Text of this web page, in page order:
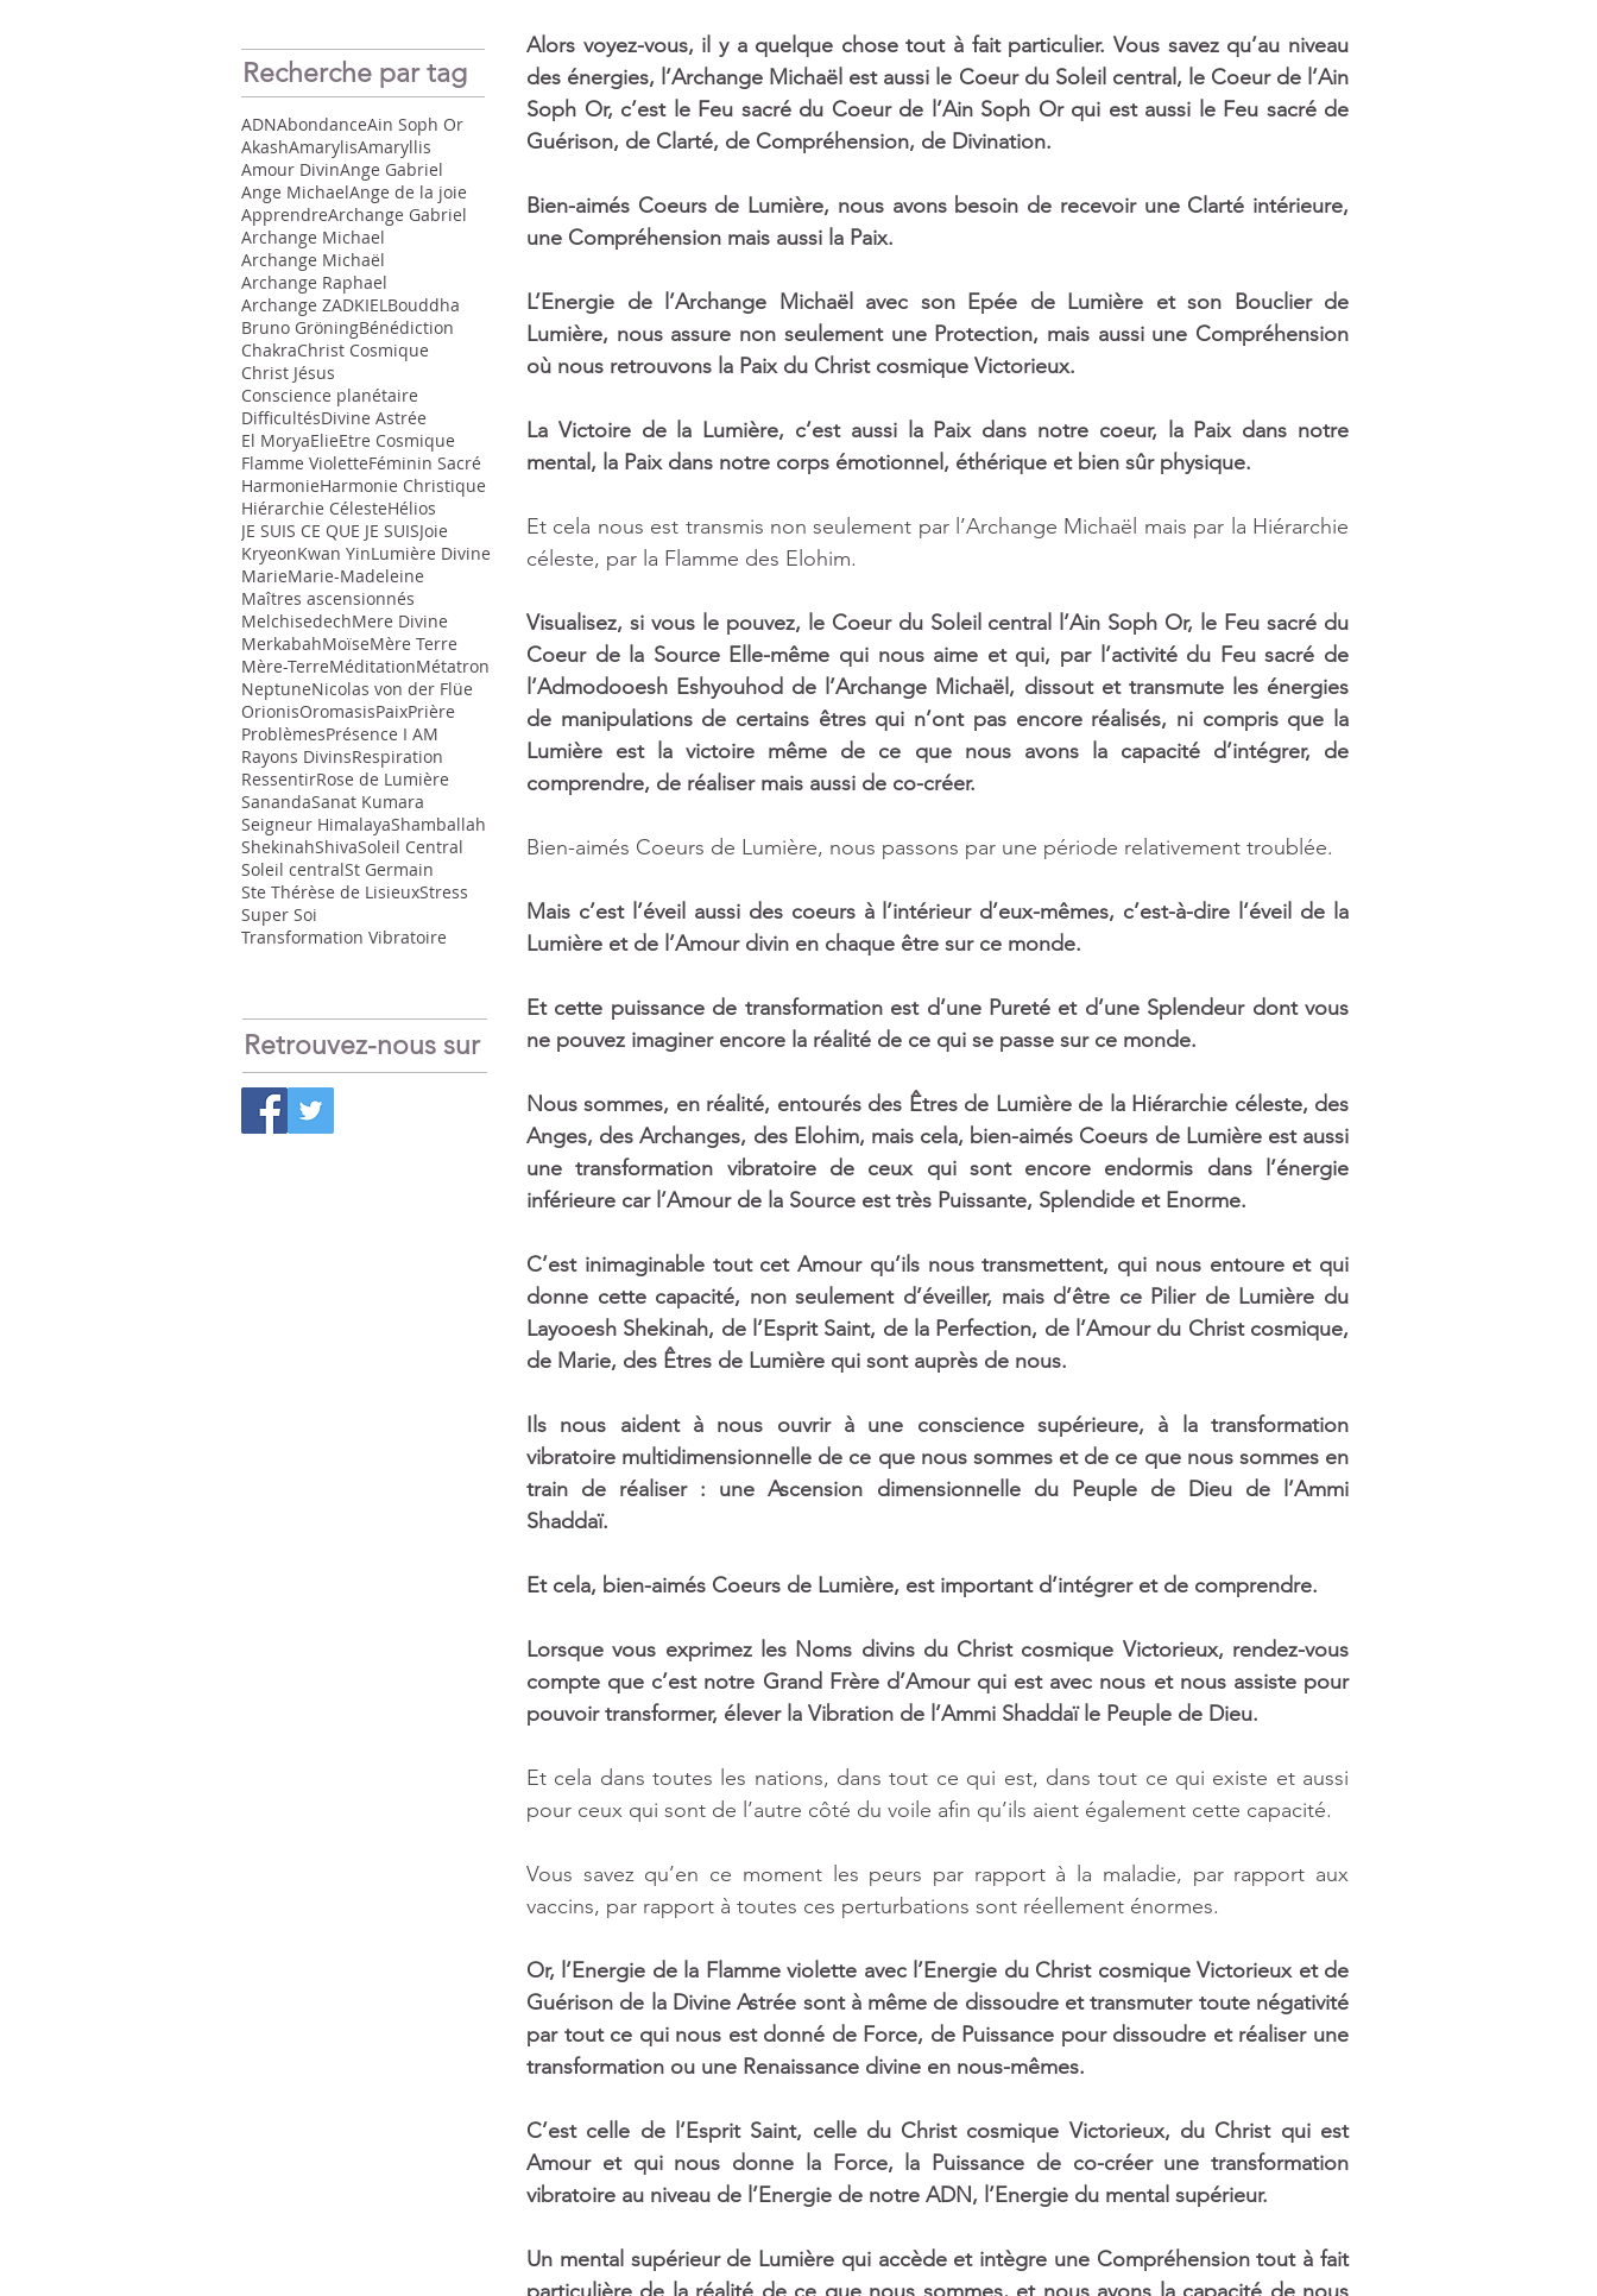
Recherche par tag
ADNAbondanceAin Soph Or
AkashAmarylisAmaryllis
Amour DivinAnge Gabriel
Ange MichaelAnge de la joie
ApprendreArchange Gabriel
Archange Michael
Archange Michaël
Archange Raphael
Archange ZADKIEL Bouddha
Bruno GröningBénédiction
ChakraChrist Cosmique
Christ Jésus
Conscience planétaire
DifficultésDivine Astrée
El MoryaElieEtre Cosmique
Flamme VioletteFéminin Sacré
HarmonieHarmonie Christique
Hiérarchie CélesteHélios
JE SUIS CE QUE JE SUISJoie
KryeonKwan YinLumière Divine
MarieMarie-Madeleine
Maîtres ascensionnés
MelchisedechMere Divine
MerkabahMoïseMère Terre
Mère-TerreMéditationMétatron
NeptuneNicolas von der Flüe
OrionisOromasisPaixPrière
ProblèmesPrésence I AM
Rayons DivinsRespiration
RessentirRose de Lumière
SanandaSanat Kumara
Seigneur HimalayaShamballah
ShekinahShivaSoleil Central
Soleil centralSt Germain
Ste Thérèse de LisieuxStress
Super Soi
Transformation Vibratoire
Retrouvez-nous sur
Alors voyez-vous, il y a quelque chose tout à fait particulier. Vous savez qu’au niveau
des énergies, l’Archange Michaël est aussi le Coeur du Soleil central, le Coeur de l’Ain
Soph Or, c’est le Feu sacré du Coeur de l’Ain Soph Or qui est aussi le Feu sacré de
Guérison, de Clarté, de Compréhension, de Divination.
Bien-aimés Coeurs de Lumière, nous avons besoin de recevoir une Clarté intérieure,
une Compréhension mais aussi la Paix.
L’Energie de l’Archange Michaël avec son Epée de Lumière et son Bouclier de
Lumière, nous assure non seulement une Protection, mais aussi une Compréhension
où nous retrouvons la Paix du Christ cosmique Victorieux.
La Victoire de la Lumière, c’est aussi la Paix dans notre coeur, la Paix dans notre
mental, la Paix dans notre corps émotionnel, éthérique et bien sûr physique.
Et cela nous est transmis non seulement par l’Archange Michaël mais par la Hiérarchie
céleste, par la Flamme des Elohim.
Visualisez, si vous le pouvez, le Coeur du Soleil central l’Ain Soph Or, le Feu sacré du
Coeur de la Source Elle-même qui nous aime et qui, par l’activité du Feu sacré de
l’Admodooesh Eshyouhod de l’Archange Michaël, dissout et transmute les énergies
de manipulations de certains êtres qui n’ont pas encore réalisés, ni compris que la
Lumière est la victoire même de ce que nous avons la capacité d’intégrer, de
comprendre, de réaliser mais aussi de co-créer.
Bien-aimés Coeurs de Lumière, nous passons par une période relativement troublée.
Mais c’est l’éveil aussi des coeurs à l’intérieur d’eux-mêmes, c’est-à-dire l‘éveil de la
Lumière et de l’Amour divin en chaque être sur ce monde.
Et cette puissance de transformation est d’une Pureté et d’une Splendeur dont vous
ne pouvez imaginer encore la réalité de ce qui se passe sur ce monde.
Nous sommes, en réalité, entourés des Êtres de Lumière de la Hiérarchie céleste, des
Anges, des Archanges, des Elohim, mais cela, bien-aimés Coeurs de Lumière est aussi
une transformation vibratoire de ceux qui sont encore endormis dans l’énergie
inférieure car l’Amour de la Source est très Puissante, Splendide et Enorme.
C’est inimaginable tout cet Amour qu’ils nous transmettent, qui nous entoure et qui
donne cette capacité, non seulement d’éveiller, mais d’être ce Pilier de Lumière du
Layooesh Shekinah, de l’Esprit Saint, de la Perfection, de l’Amour du Christ cosmique,
de Marie, des Êtres de Lumière qui sont auprès de nous.
Ils nous aident à nous ouvrir à une conscience supérieure, à la transformation
vibratoire multidimensionnelle de ce que nous sommes et de ce que nous sommes en
train de réaliser : une Ascension dimensionnelle du Peuple de Dieu de l’Ammi
Shaddaï.
Et cela, bien-aimés Coeurs de Lumière, est important d’intégrer et de comprendre.
Lorsque vous exprimez les Noms divins du Christ cosmique Victorieux, rendez-vous
compte que c’est notre Grand Frère d’Amour qui est avec nous et nous assiste pour
pouvoir transformer, élever la Vibration de l’Ammi Shaddaï le Peuple de Dieu.
Et cela dans toutes les nations, dans tout ce qui est, dans tout ce qui existe et aussi
pour ceux qui sont de l’autre côté du voile afin qu’ils aient également cette capacité.
Vous savez qu’en ce moment les peurs par rapport à la maladie, par rapport aux
vaccins, par rapport à toutes ces perturbations sont réellement énormes.
Or, l’Energie de la Flamme violette avec l’Energie du Christ cosmique Victorieux et de
Guérison de la Divine Astrée sont à même de dissoudre et transmuter toute négativité
par tout ce qui nous est donné de Force, de Puissance pour dissoudre et réaliser une
transformation ou une Renaissance divine en nous-mêmes.
C’est celle de l’Esprit Saint, celle du Christ cosmique Victorieux, du Christ qui est
Amour et qui nous donne la Force, la Puissance de co-créer une transformation
vibratoire au niveau de l’Energie de notre ADN, l’Energie du mental supérieur.
Un mental supérieur de Lumière qui accède et intègre une Compréhension tout à fait